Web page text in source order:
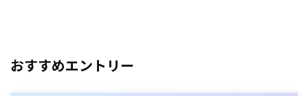
おすすめエントリー